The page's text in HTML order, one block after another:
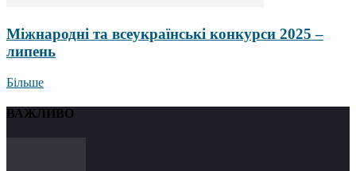
Міжнародні та всеукраїнські конкурси 2025 –
липень
Більше
ВАЖЛИВО